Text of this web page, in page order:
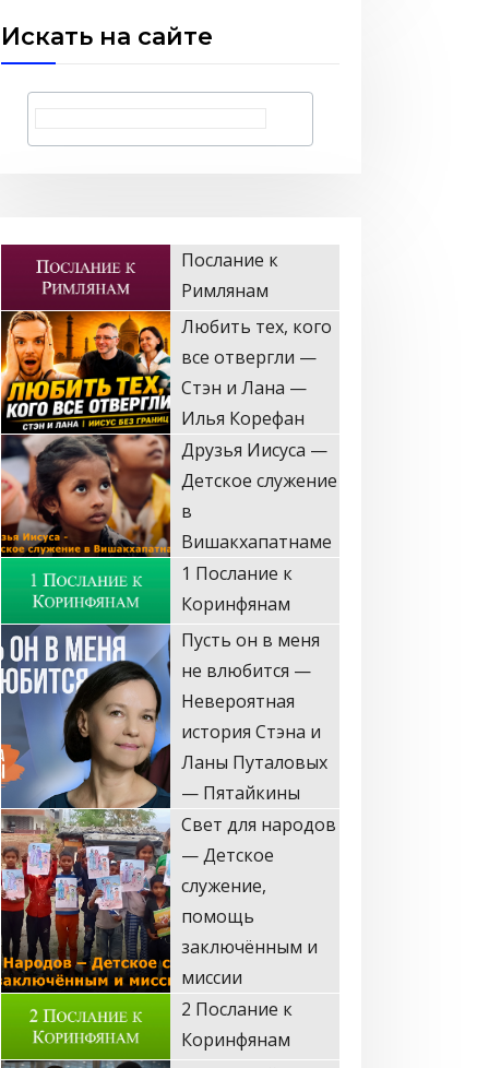
Искать на сайте
Любить тех, кого
все отвергли —
Стэн и Лана —
Илья Корефан
Друзья Иисуса —
Детское служение
в
Вишакхапатнаме
1 Послание к
Коринфянам
Пусть он в меня
не влюбится —
Невероятная
история Стэна и
Ланы Путаловых
— Пятайкины
Свет для народов
— Детское
служение,
помощь
заключённым и
миссии
2 Послание к
Коринфянам
Запретный Иисус
(Стэн и Лана —